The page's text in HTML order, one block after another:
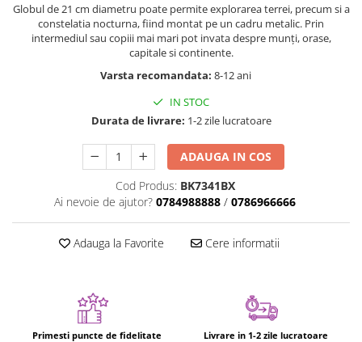
Caruseluri muzicale
Joc de rol
Banc de lucru pentru copii
Papusi de mana
Casa de papusi
Bormasina magica
Costum Halloween Copii
Papusi si Bebelusi Reborn
Figurine plus
Globul de 21 cm diametru poate permite explorarea terrei, precum si a
constelatia nocturna, fiind montat pe un cadru metalic. Prin
intermediul sau copiii mai mari pot invata despre munţi, orase,
capitale si continente.
Varsta recomandata: 8-12 ani
IN STOC
Durata de livrare: 1-2 zile lucratoare
ADAUGA IN COS
Cod Produs: BK7341BX
Ai nevoie de ajutor? 0784988888 / 0786966666
Adauga la Favorite Cere informatii
Primesti puncte de fidelitate Livrare in 1-2 zile lucratoare